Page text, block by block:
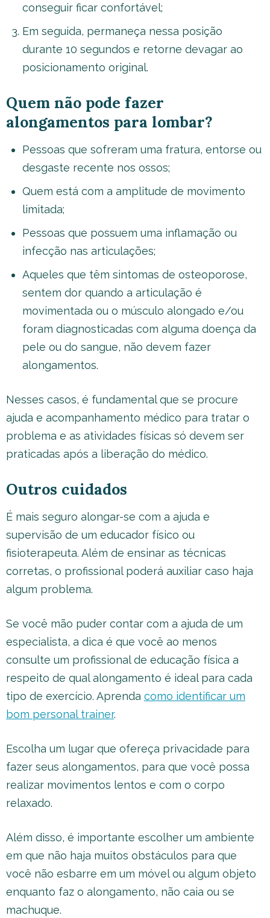
conseguir ficar confortável;
Em seguida, permaneça nessa posição
durante 10 segundos e retorne devagar ao
posicionamento original.
Quem não pode fazer
alongamentos para lombar?
Pessoas que sofreram uma fratura, entorse ou
desgaste recente nos ossos;
Quem está com a amplitude de movimento
limitada;
Pessoas que possuem uma inflamação ou
infecção nas articulações;
Aqueles que têm sintomas de osteoporose,
sentem dor quando a articulação é
movimentada ou o músculo alongado e/ou
foram diagnosticadas com alguma doença da
pele ou do sangue, não devem fazer
alongamentos.
Nesses casos, é fundamental que se procure
ajuda e acompanhamento médico para tratar o
problema e as atividades físicas só devem ser
praticadas após a liberação do médico.
Outros cuidados
É mais seguro alongar-se com a ajuda e
supervisão de um educador físico ou
fisioterapeuta. Além de ensinar as técnicas
corretas, o profissional poderá auxiliar caso haja
algum problema.
Se você mão puder contar com a ajuda de um
especialista, a dica é que você ao menos
consulte um profissional de educação física a
respeito de qual alongamento é ideal para cada
tipo de exercício. Aprenda como identificar um
bom personal trainer.
Escolha um lugar que ofereça privacidade para
fazer seus alongamentos, para que você possa
realizar movimentos lentos e com o corpo
relaxado.
Além disso, é importante escolher um ambiente
em que não haja muitos obstáculos para que
você não esbarre em um móvel ou algum objeto
enquanto faz o alongamento, não caia ou se
machuque.